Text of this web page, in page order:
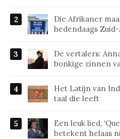
Die Afrikaner
hedendaags
De vertalers:
bonkige zinnen
Het Latijn van
taal die leeft
Een leuk lied,
betekent helaas